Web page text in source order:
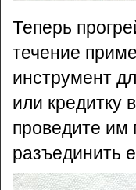
Теперь
течение
инструмент
или кредитку
проведите им
разъединить